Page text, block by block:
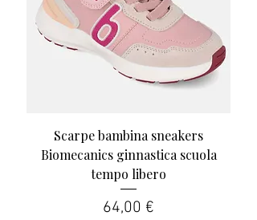
Scarpe bambina sneakers
Biomecanics ginnastica scuola
tempo libero
Prezzo
64,00 €